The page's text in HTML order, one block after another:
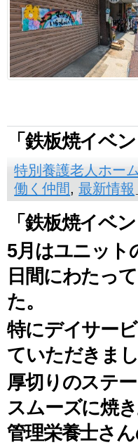
「鉄板焼イ
特別養護老人ホー
働く仲間,最新情報
「鉄板焼イベ
5月はユニット
日間にわたっ
た。
特にデイサー
ていただきまし
厚切りのステ
スムーズに焼
管理栄養士さ